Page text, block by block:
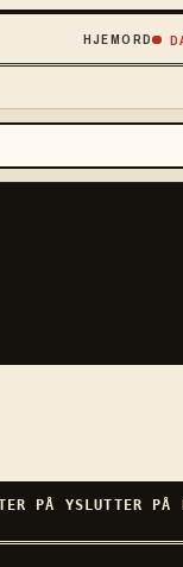
HJEMORD
PÅ YSLUTTER PÅ